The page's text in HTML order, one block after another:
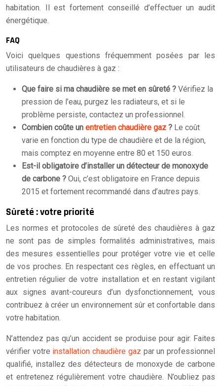
habitation. Il est fortement conseillé d’effectuer un audit
énergétique.
FAQ
Voici quelques questions fréquemment posées par les
utilisateurs de chaudières à gaz :
Que faire si ma chaudière se met en sûreté ? Vérifiez la
pression de l’eau, purgez les radiateurs, et si le
problème persiste, contactez un professionnel.
Combien coûte un entretien chaudière gaz ? Le coût
varie en fonction du type de chaudière et de la région,
mais comptez en moyenne entre 80 et 150 euros.
Est-il obligatoire d’installer un détecteur de monoxyde
de carbone ? Oui, c’est obligatoire en France depuis
2015 et fortement recommandé dans d’autres pays.
Sûreté : votre priorité
Les normes et protocoles de sûreté des chaudières à gaz
ne sont pas de simples formalités administratives, mais
des mesures essentielles pour protéger votre vie et celle
de vos proches. En respectant ces règles, en effectuant un
entretien régulier de votre installation et en restant vigilant
aux signes avant-coureurs d’un dysfonctionnement, vous
contribuez à créer un environnement sûr et confortable dans
votre habitation.
N’attendez pas qu’un accident se produise pour agir. Faites
vérifier votre installation chaudière gaz par un professionnel
qualifié, installez des détecteurs de monoxyde de carbone
et entretenez régulièrement votre chaudière. N’oubliez pas